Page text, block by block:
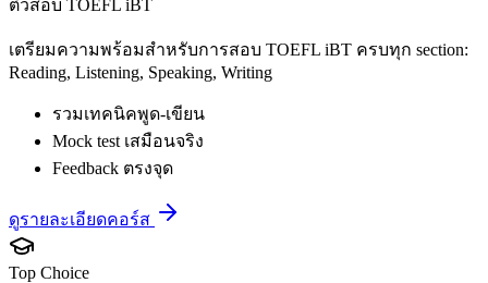
ติวสอบ TOEFL iBT
เตรียมความพร้อมสำหรับการสอบ TOEFL iBT ครบทุก section:
Reading, Listening, Speaking, Writing
รวมเทคนิคพูด-เขียน
Mock test เสมือนจริง
Feedback ตรงจุด
ดูรายละเอียดคอร์ส
Top Choice